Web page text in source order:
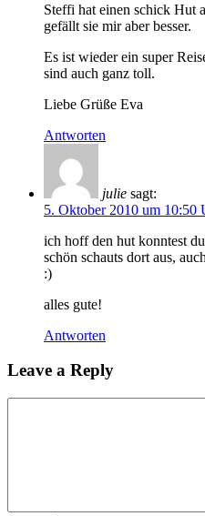
Steffi hat einen schick Hut
gefällt sie mir aber besser.
Es ist wieder ein super
sind auch ganz toll.
Liebe Grüße Eva
Antworten
julie sagt:
5. Oktober 2010 um 10:50
ich hoff den hut konntest
schön schauts dort aus,
:)
alles gute!
Antworten
Leave a Reply